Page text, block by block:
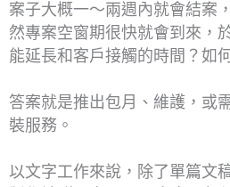
案子大概一～兩週內就會結案
然專案空窗期很快就會到來，
能延長和客戶接觸的時間？如
答案就是推出包月、維護，或
裝服務。
以文字工作來說，除了單篇文